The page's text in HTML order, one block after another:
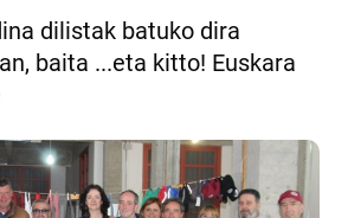
dilistak batuko dira
baita ...eta kitto! Euskara